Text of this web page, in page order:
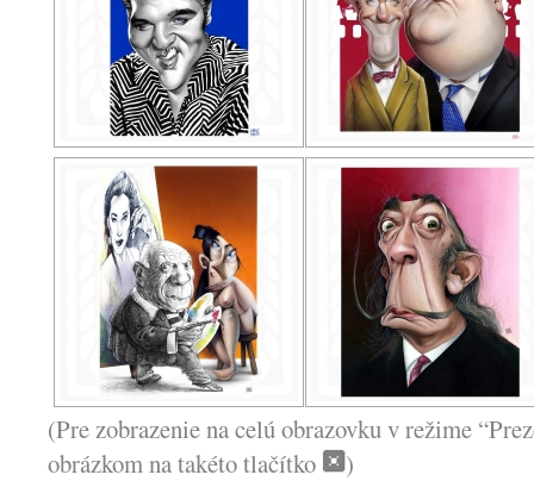
(Pre zobrazenie na celú obrazovku v režime
obrázkom na takéto tlačítko
)